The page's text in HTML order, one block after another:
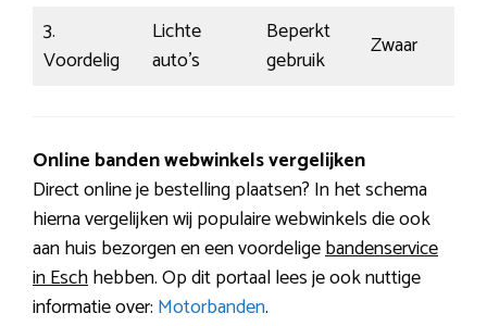
3.
Voordelig
Lichte
auto’s
Beperkt
gebruik
Zwaar
Online banden webwinkels vergelijken
Direct online je bestelling plaatsen? In het schema
hierna vergelijken wij populaire webwinkels die ook
aan huis bezorgen en een voordeligebandenservice
in Eschhebben. Op dit portaal lees je ook nuttige
informatie over: Motorbanden.